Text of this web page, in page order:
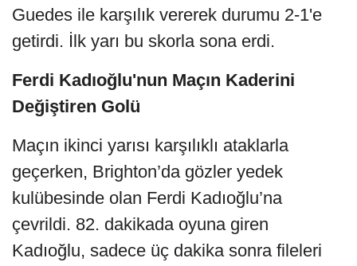
Guedes ile karşılık vererek durumu 2-1'e
getirdi. İlk yarı bu skorla sona erdi.
Ferdi Kadıoğlu'nun Maçın Kaderini
Değiştiren Golü
Maçın ikinci yarısı karşılıklı ataklarla
geçerken, Brighton’da gözler yedek
kulübesinde olan Ferdi Kadıoğlu’na
çevrildi. 82. dakikada oyuna giren
Kadıoğlu, sadece üç dakika sonra fileleri